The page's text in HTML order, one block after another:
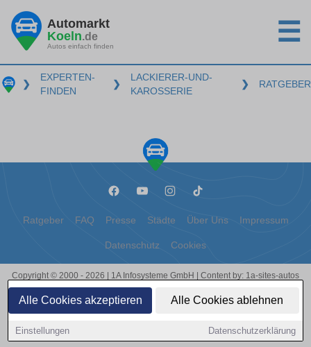
Alle Cookies akzeptieren Alle Cookies ablehnen
Einstellungen Datenschutzerklärung
Automarkt
Koeln.de
Autos einfach finden ☰
❯
EXPERTEN-
FINDEN
❯
LACKIERER-UND-
KAROSSERIE
❯ RATGEBER
Ratgeber FAQ Presse Städte Über Uns Impressum
Datenschutz Cookies
Copyright © 2000 - 2026 | 1A Infosysteme GmbH | Content by: 1a-sites-autos
08.08.2026